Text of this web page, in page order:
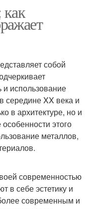
собой
использование
середине XX века и
в архитектуре, но и
этого
металлов,
современностью
в себе эстетику и
современным и